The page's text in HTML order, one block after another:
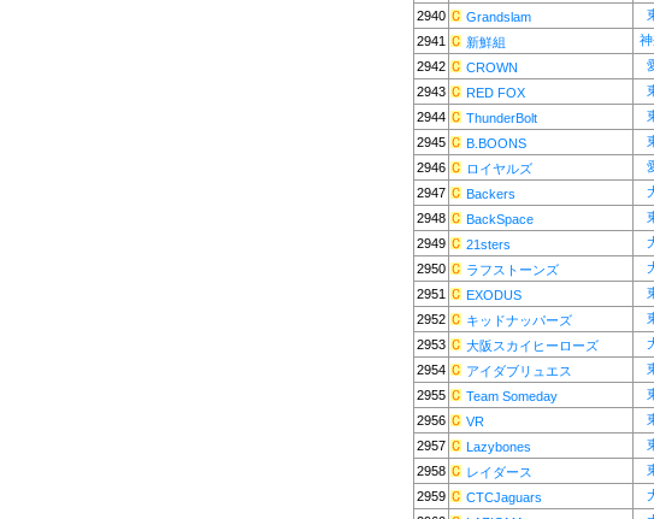
2940
Grandslam
2941
新鮮組
2942
CROWN
2943
RED FOX
2944
ThunderBolt
2945
B.BOONS
2946
ロイヤルズ
2947
Backers
2948
BackSpace
2949
21sters
2950
ラフストーンズ
2951
EXODUS
2952
キッドナッパーズ
2953
大阪スカイヒーローズ
2954
アイダブリュエス
2955
Team Someday
2956
VR
2957
Lazybones
2958
レイダース
2959
CTCJaguars